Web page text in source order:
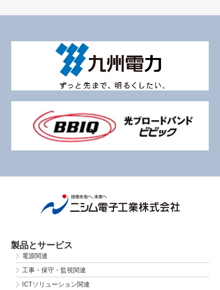
製品とサービス
電源関連
工事・保守・監視関連
ICTソリューション関連